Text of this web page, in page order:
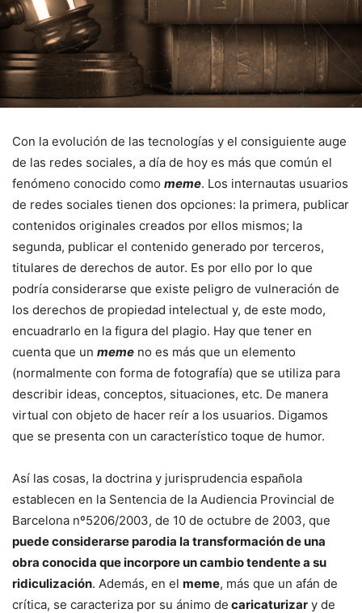
Con la evolución de las tecnologías y el consiguiente auge
de las redes sociales, a día de hoy es más que común el
fenómeno conocido como meme. Los internautas usuarios
de redes sociales tienen dos opciones: la primera, publicar
contenidos originales creados por ellos mismos; la
segunda, publicar el contenido generado por terceros,
titulares de derechos de autor. Es por ello por lo que
podría considerarse que existe peligro de vulneración de
los derechos de propiedad intelectual y, de este modo,
encuadrarlo en la figura del plagio. Hay que tener en
cuenta que un meme no es más que un elemento
(normalmente con forma de fotografía) que se utiliza para
describir ideas, conceptos, situaciones, etc. De manera
virtual con objeto de hacer reír a los usuarios. Digamos
que se presenta con un característico toque de humor.
Así las cosas, la doctrina y jurisprudencia española
establecen en la Sentencia de la Audiencia Provincial de
Barcelona nº5206/2003, de 10 de octubre de 2003, que
puede considerarse parodia la transformación de una
obra conocida que incorpore un cambio tendente a su
ridiculización. Además, en el meme, más que un afán de
crítica, se caracteriza por su ánimo de caricaturizar y de